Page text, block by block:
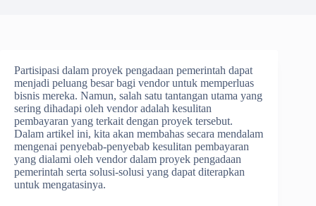
Partisipasi dalam proyek pengadaan pemerintah dapat
menjadi peluang besar bagi vendor untuk memperluas
bisnis mereka. Namun, salah satu tantangan utama yang
sering dihadapi oleh vendor adalah kesulitan
pembayaran yang terkait dengan proyek tersebut.
Dalam artikel ini, kita akan membahas secara mendalam
mengenai penyebab-penyebab kesulitan pembayaran
yang dialami oleh vendor dalam proyek pengadaan
pemerintah serta solusi-solusi yang dapat diterapkan
untuk mengatasinya.